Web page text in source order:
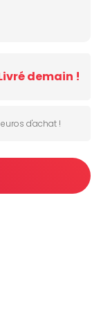
demain !
d'achat !